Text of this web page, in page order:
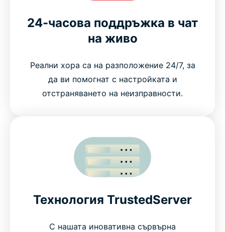
24-часова поддръжка в чат
на живо
Реални хора са на разположение 24/7, за
да ви помогнат с настройката и
отстраняването на неизправности.
Технология TrustedServer
С нашата иновативна сървърна